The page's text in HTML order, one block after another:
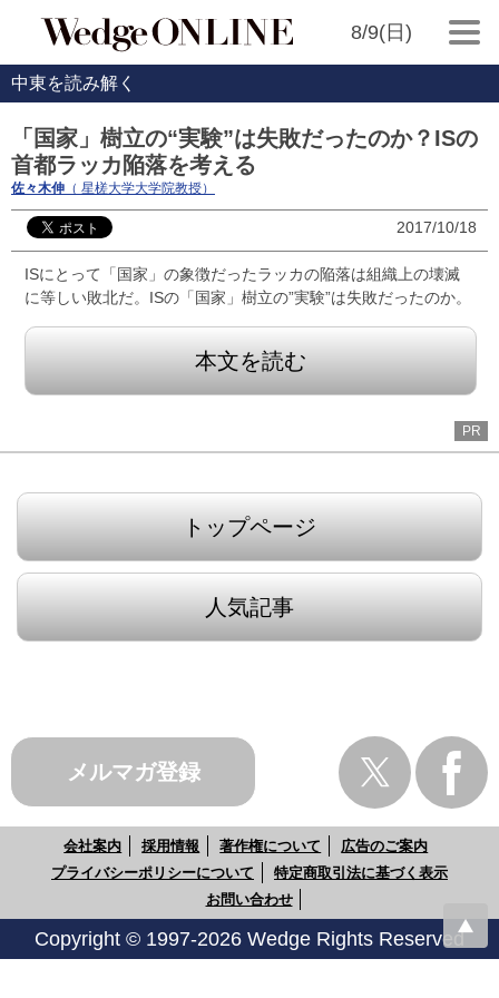
8/9(日)
中東を読み解く
「国家」樹立の“実験”は失敗だったのか？ISの
首都ラッカ陥落を考える
佐々木伸 （ 星槎大学大学院教授）
2017/10/18
ISにとって「国家」の象徴だったラッカの陥落は組織上の壊滅
に等しい敗北だ。ISの「国家」樹立の”実験”は失敗だったのか。
本文を読む
PR
トップページ
人気記事
メルマガ登録
会社案内 採用情報 著作権について
広告のご案内
プライバシーポリシーについて
特定商取引法に基づく表示
お問い合わせ
Copyright © 1997-2026 Wedge Rights Reserved